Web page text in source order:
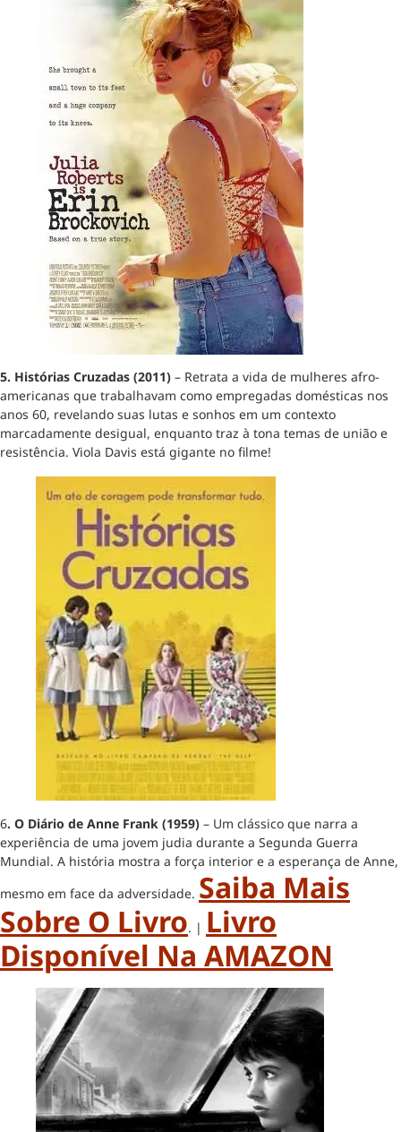
5. Histórias Cruzadas (2011) – Retrata a vida de mulheres afro-
americanas que trabalhavam como empregadas domésticas nos
anos 60, revelando suas lutas e sonhos em um contexto
marcadamente desigual, enquanto traz à tona temas de união e
resistência. Viola Davis está gigante no filme!
6. O Diário de Anne Frank (1959) – Um clássico que narra a
experiência de uma jovem judia durante a Segunda Guerra
Mundial. A história mostra a força interior e a esperança de Anne,
mesmo em face da adversidade. Saiba Mais
Sobre O Livro. | Livro
Disponível Na AMAZON